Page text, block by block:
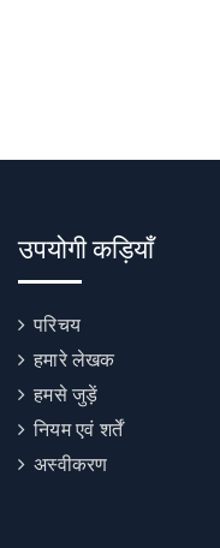
उपयोगी कड़ियाँ
परिचय
हमारे लेखक
हमसे जुड़ें
नियम एवं शर्तें
अस्वीकरण